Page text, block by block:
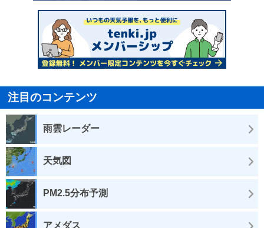
注目のコンテンツ
雨雲レーダー
天気図
PM2.5分布予測
アメダス